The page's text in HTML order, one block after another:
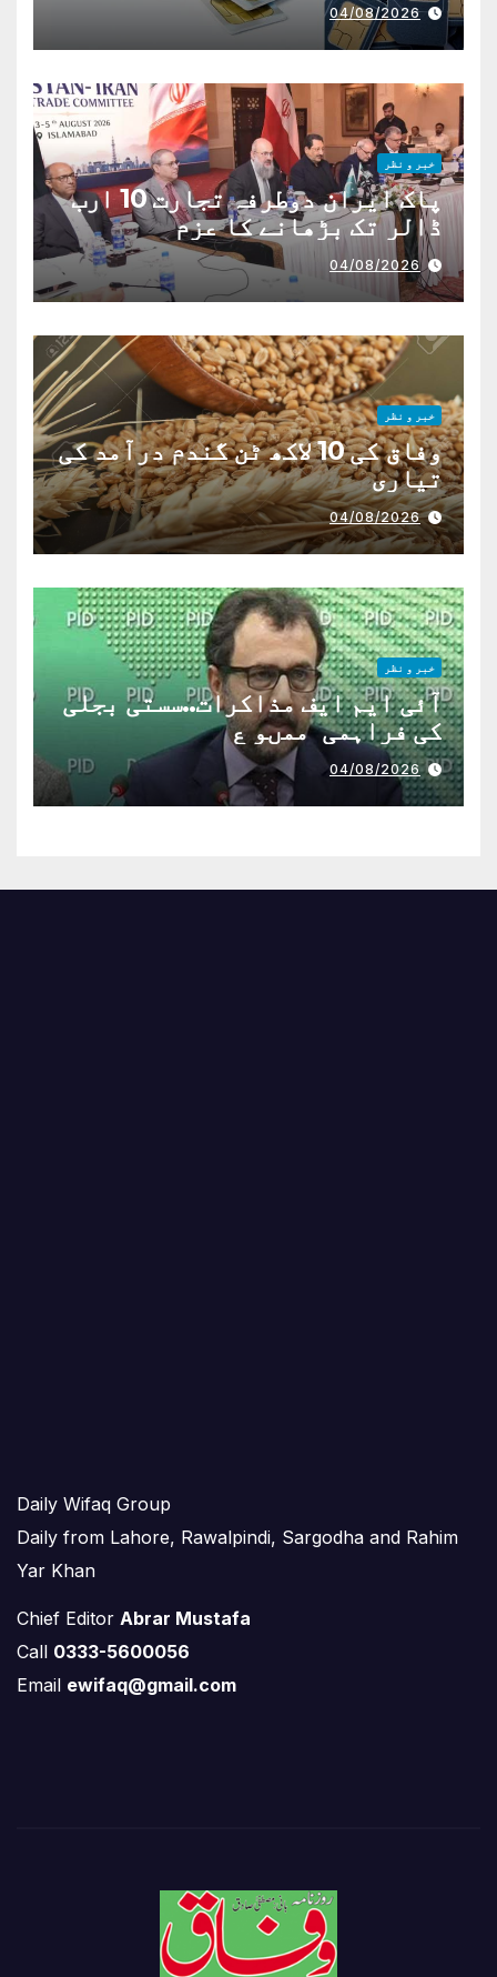
04/08/2026
خبر و نظر
پاک ایران دوطرفہ تجارت 10 ارب
ڈالر تک بڑھانے کا عزم
04/08/2026
خبر و نظر
وفاق کی 10 لاکھ ٹن گندم درآمد کی
تیاری
04/08/2026
خبر و نظر
آئی ایم ایف مذاکرات..سستی بجلی
کی فراہمی ممںو ع
04/08/2026
Daily Wifaq Group
Daily from Lahore, Rawalpindi, Sargodha and Rahim
Yar Khan
Chief Editor Abrar Mustafa
Call 0333-5600056
Email ewifaq@gmail.com